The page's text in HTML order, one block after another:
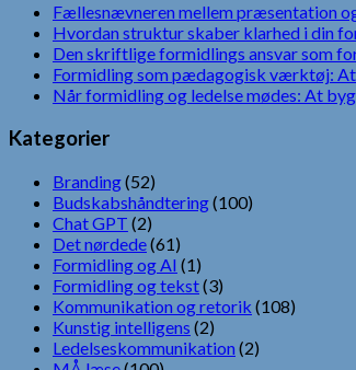
Fællesnævneren mellem præsentation
Hvordan struktur skaber klarhed i din
Den skriftlige formidlings ansvar som
Formidling som pædagogisk værktøj:
Når formidling og ledelse mødes: At
Kategorier
Branding(52)
Budskabshåndtering(100)
Chat GPT (2)
Det nørdede(61)
Formidling og AI (1)
Formidling og tekst(3)
Kommunikation og retorik (108)
Kunstig intelligens (2)
Ledelseskommunikation (2)